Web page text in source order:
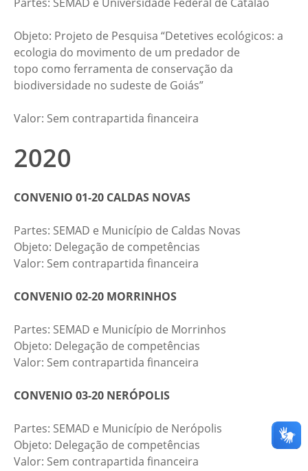
​Objeto: Projeto de Pesquisa “Detetives ecológicos: a
ecologia do movimento de um predador de
topo como ferramenta de conservação da
biodiversidade no sudeste de Goiás”​
​​Valor: Sem contrapartida financeira
2020
CONVENIO 01-20 CALDAS NOVAS
Partes: SEMAD e Município de Caldas Novas​
​Objeto: Delegação de competências​
​​​Valor: Sem contrapartida financeira
CONVENIO 02-20 MORRINHOS
Partes: SEMAD e Município de Morrinhos​
Objeto: Delegação de competências​
​​​Valor: Sem contrapartida financeira
CONVENIO 03-20 NERÓPOLIS
Partes: SEMAD e Município de Nerópolis​
​Objeto: Delegação de competências​
​​​Valor: Sem contrapartida financeira